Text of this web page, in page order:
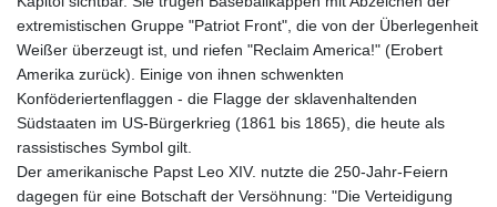
extremistischen Gruppe "Patriot Front", die von der Überlegenheit
Weißer überzeugt ist, und riefen "Reclaim America!" (Erobert
Amerika zurück). Einige von ihnen schwenkten
Konföderiertenflaggen - die Flagge der sklavenhaltenden
Südstaaten im US-Bürgerkrieg (1861 bis 1865), die heute als
rassistisches Symbol gilt.
Der amerikanische Papst Leo XIV. nutzte die 250-Jahr-Feiern
dagegen für eine Botschaft der Versöhnung: "Die Verteidigung